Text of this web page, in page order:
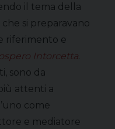
il tema della
si preparavano
riferimento e
Intorcetta
sono da
attenti a
come
e mediatore